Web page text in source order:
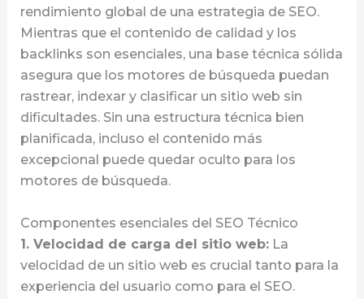
rendimiento global de una estrategia de SEO.
Mientras que el contenido de calidad y los
backlinks son esenciales, una base técnica sólida
asegura que los motores de búsqueda puedan
rastrear, indexar y clasificar un sitio web sin
dificultades. Sin una estructura técnica bien
planificada, incluso el contenido más
excepcional puede quedar oculto para los
motores de búsqueda.
Componentes esenciales del SEO Técnico
1. Velocidad de carga del sitio web:La
velocidad de un sitio web es crucial tanto para la
experiencia del usuario como para el SEO.